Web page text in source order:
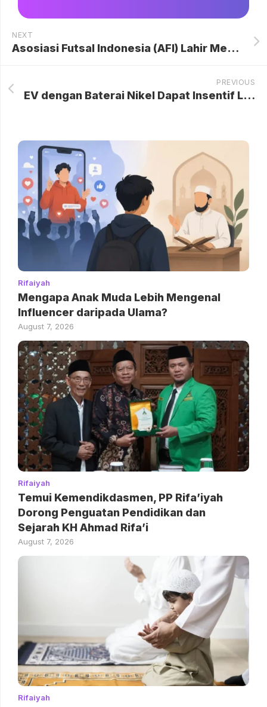
NEXT
Asosiasi Futsal Indonesia (AFI) Lahir Menggantikan FFI, Momentum Penyelarasan Strategis dengan PSSI dan Penguatan Ekosistem Sepak Bola Nasional
PREVIOUS
EV dengan Baterai Nikel Dapat Insentif Lebih, BYD: Nikel atau LFP Tujuannya Sama
Rifaiyah
Mengapa Anak Muda Lebih Mengenal
Influencer daripada Ulama?
August 7, 2026
Rifaiyah
Temui Kemendikdasmen, PP Rifa’iyah
Dorong Penguatan Pendidikan dan
Sejarah KH Ahmad Rifa’i
August 7, 2026
Rifaiyah